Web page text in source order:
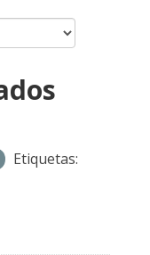
Etiquetas: